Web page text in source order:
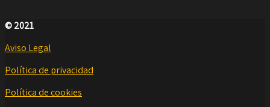
© 2021
Aviso Legal
Política de privacidad
Política de cookies